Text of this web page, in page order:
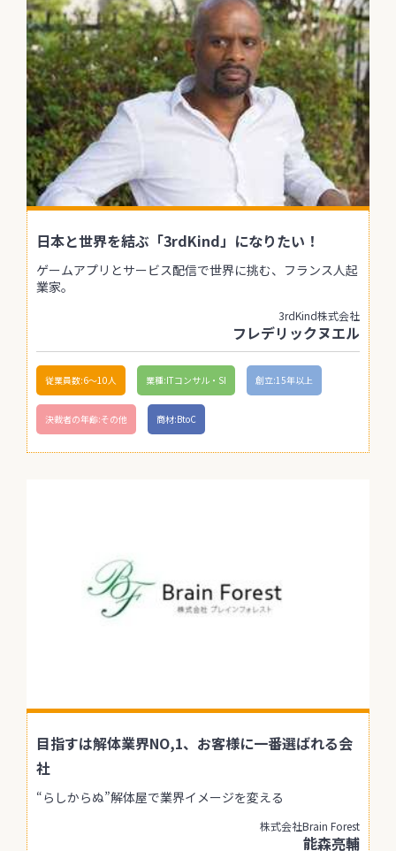
日本と世界を結ぶ「3rdKind」になりたい！
ゲームアプリとサービス配信で世界に挑む、フランス人起
業家。
3rdKind株式会社
フレデリックヌエル
従業員数:6～10人 業種:ITコンサル・SI 創立:15年以上
決裁者の年齢:その他 商材:BtoC
目指すは解体業界NO,1、お客様に一番選ばれる会
社
“らしからぬ”解体屋で業界イメージを変える
株式会社Brain Forest
能森亮輔